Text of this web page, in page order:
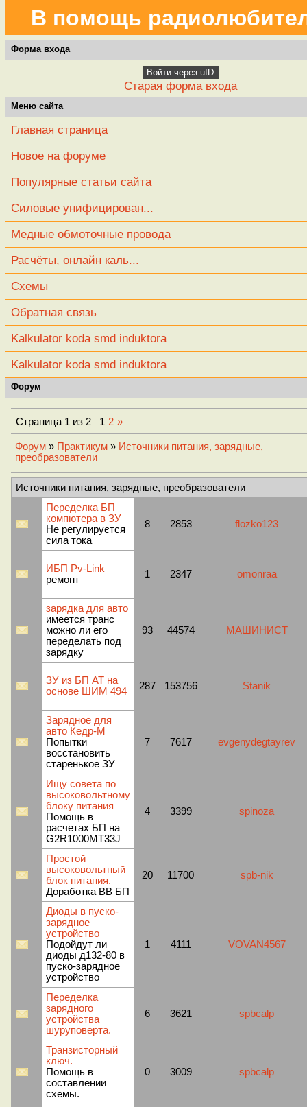
В помощь
Форма входа
Войти через uID
Старая форма входа
Меню сайта
Главная страница
Новое на форуме
Популярные статьи сайта
Силовые унифицирован...
Медные обмоточные провода
Расчёты, онлайн каль...
Схемы
Обратная связь
Kalkulator koda smd induktora
Kalkulator koda smd induktora
Форум
Страница 1 из 2 1 2 »
Форум » Практикум » Источники питания, зарядные,
преобразователи
Источники питания, зарядные, преобразователи
Переделка БП
компютера в ЗУ
Не регулируєтся
сила тока
8 2853 flozko123
ИБП Pv-Link
ремонт
1 2347 omonraa
зарядка для авто
имеется транс
можно ли его
переделать под
зарядку
93 44574 МАШИНИСТ
ЗУ из БП АТ на
основе ШИМ 494
287 153756 Stanik
Зарядное для
авто Кедр-М
Попытки
восстановить
старенькое ЗУ
7 7617 evgenydegtayrev
Ищу совета по
высоковольтному
блоку питания
Помощь в
расчетах БП на
G2R1000MT33J
4 3399 spinoza
Простой
высоковольтный
блок питания.
Доработка ВВ БП
20 11700 spb-nik
Диоды в пуско-
зарядное
устройство
Подойдут ли
диоды д132-80 в
пуско-зарядное
устройство
1 4111 VOVAN4567
Переделка
зарядного
устройства
шуруповерта.
6 3621 spbcalp
Транзисторный
ключ.
Помощь в
составлении
схемы.
0 3009 spbcalp